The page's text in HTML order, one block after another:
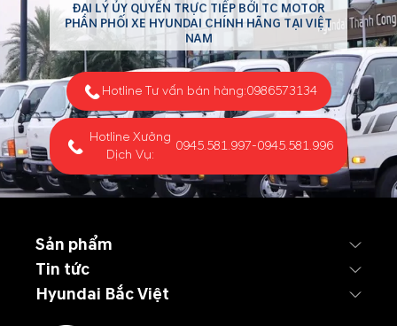
ĐẠI LÝ ỦY QUYỀN TRỰC TIẾP BỞI TC MOTOR
PHÂN PHỐI XE HYUNDAI CHÍNH HÃNG TẠI VIỆT
NAM
Hotline Tư vấn bán hàng:0986573134
Hotline Xưởng
Dịch Vụ:
0945.581.997-0945.581.996
Sản phẩm
Tin tức
Hyundai Bắc Việt